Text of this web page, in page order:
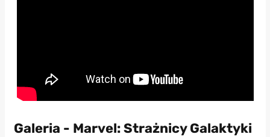
Galeria - Marvel: Strażnicy Galaktyki